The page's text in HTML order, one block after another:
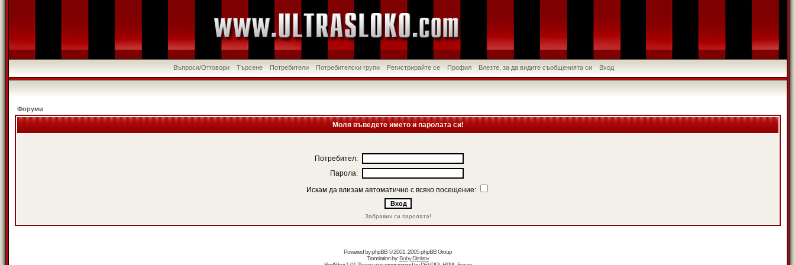
Въпроси/Отговори Търсене Потребители Потребителски групи Регистрирайте се Профил Влезте, за да видите съобщенията си Вход
Форуми
Моля въведете името и паролата си!
Потребител:
Парола:
Искам да влизам автоматично с всяко посещение:
Забравих си паролата!
Powered byphpBB© 2001, 2005 phpBB Group
Translation by:Boby Dimitrov